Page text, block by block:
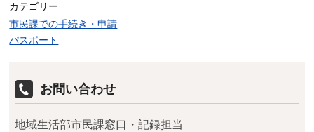
カテゴリー
市民課での手続き・申請
パスポート
お問い合わせ
地域生活部市民課窓口・記録担当